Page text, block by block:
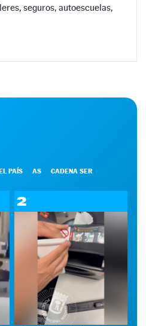
seguros, autoescuelas,
PAÍS AS CADENA SER
2